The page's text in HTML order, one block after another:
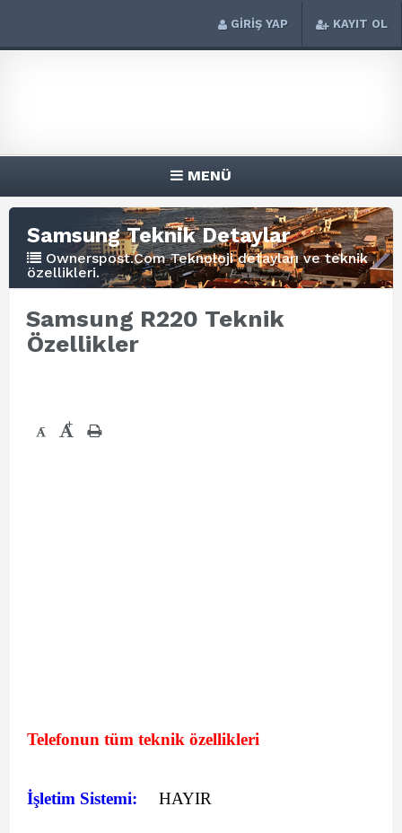
GİRİŞ YAP KAYIT OL
MENÜ
Samsung Teknik Detaylar
Ownerspost.Com Teknoloji detayları ve teknik
özellikleri.
Samsung R220 Teknik
Özellikler
- +
Telefonun tüm teknik özellikleri
İşletim Sistemi: HAYIR